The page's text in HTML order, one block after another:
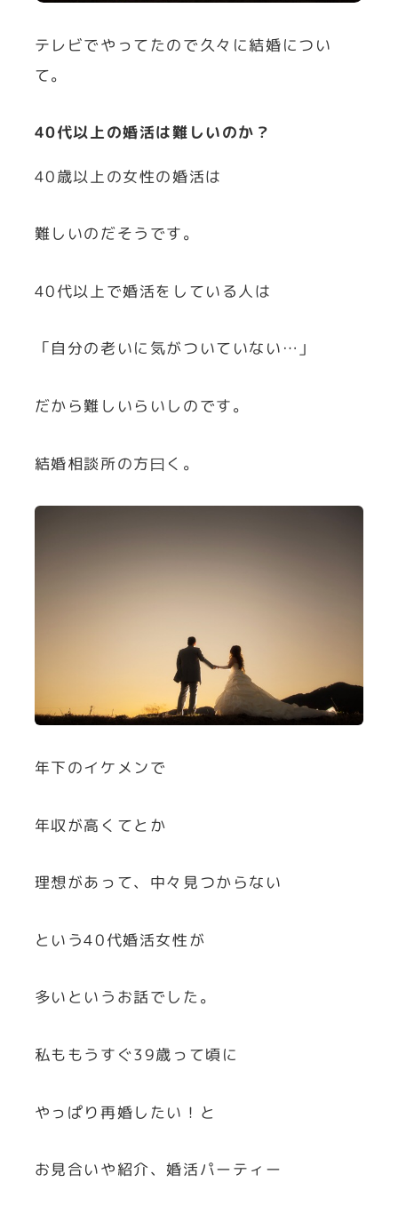
テレビでやってたので久々に結婚につい
て。
40代以上の婚活は難しいのか？
40歳以上の女性の婚活は
難しいのだそうです。
40代以上で婚活をしている人は
「自分の老いに気がついていない…」
だから難しいらいしのです。
結婚相談所の方曰く。
年下のイケメンで
年収が高くてとか
理想があって、中々見つからない
という40代婚活女性が
多いというお話でした。
私ももうすぐ39歳って頃に
やっぱり再婚したい！と
お見合いや紹介、婚活パーティー